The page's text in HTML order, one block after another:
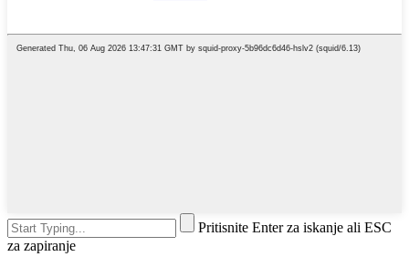
Pritisnite Enter za iskanje ali ESC
za zapiranje